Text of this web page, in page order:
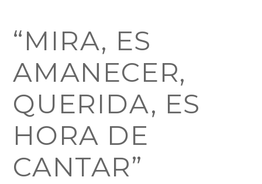
“MIRA, ES
AMANECER,
QUERIDA, ES
HORA DE
CANTAR”